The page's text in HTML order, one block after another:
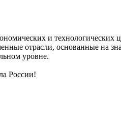
и технологических
отрасли, основанные на
уровне.
России!